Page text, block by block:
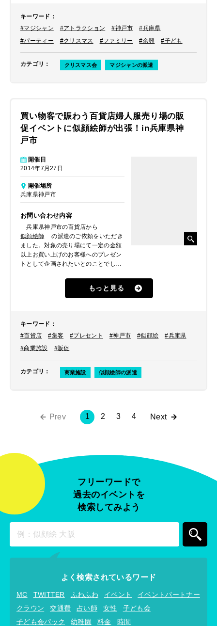
キーワード ：
#マジシャン
#アトラクション #神戸市
#兵庫県
#パーティー
#クリスマス #ファミリー #余興 #子ども
カテゴリ ： クリスマス会 マジシャンの派遣
買い物客で賑わう百貨店婦人服売り場の販
促イベントに似顔絵師が出張！in兵庫県神
戸市
開催日
2014年7月27日
開催場所
兵庫県神戸市
お問い合わせ内容
兵庫県神戸市の百貨店から
似顔絵師
の派遣のご依頼をいただき
ました。対象の売り場にて一定の金額
以上お買い上げのお客様へのプレゼン
トとして企画されたいとのことでし
もっと見る
キーワード ：
#百貨店
#集客 #プレセント #神戸市 #似顔絵
#兵庫県
#商業施設
#販促
カテゴリ ： 商業施設 似顔絵師の派遣
Prev 1 2 3 4 Next
フリーワードで
過去のイベントを
検索してみよう
よく検索されているワード
MC TWITTER ふわふわ イベント
イベントパートナー
クラウン
交通費 占い師 女性
子ども会
子ども会パック
幼稚園 料金 時間